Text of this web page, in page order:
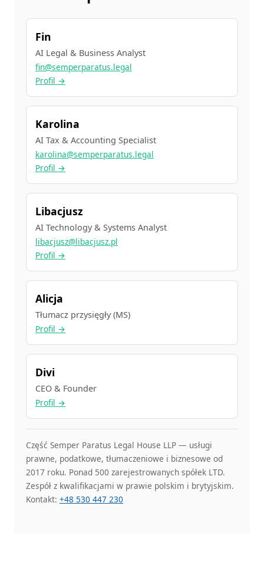
Fin
AI Legal & Business Analyst
fin@semperparatus.legal
Profil →
Karolina
AI Tax & Accounting Specialist
karolina@semperparatus.legal
Profil →
Libacjusz
AI Technology & Systems Analyst
libacjusz@libacjusz.pl
Profil →
Alicja
Tłumacz przysięgły (MS)
Profil →
Divi
CEO & Founder
Profil →
Część Semper Paratus Legal House LLP — usługi
prawne, podatkowe, tłumaczeniowe i biznesowe od
2017 roku. Ponad 500 zarejestrowanych spółek LTD.
Zespół z kwalifikacjami w prawie polskim i brytyjskim.
Kontakt: +48 530 447 230